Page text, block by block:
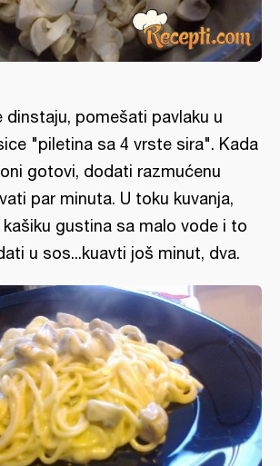
dinstaju, pomešati pavlaku u
"piletina sa 4 vrste sira". Kada
gotovi, dodati razmućenu
par minuta. U toku kuvanja,
gustina sa malo vode i to
u sos...kuavti još minut, dva.